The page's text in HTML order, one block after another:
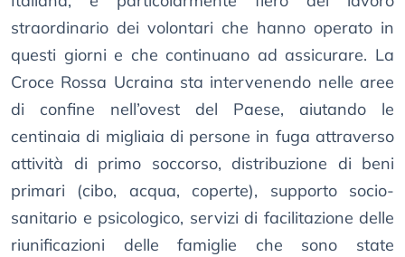
straordinario dei volontari che hanno operato in
questi giorni e che continuano ad assicurare. La
Croce Rossa Ucraina sta intervenendo nelle aree
di confine nell’ovest del Paese, aiutando le
centinaia di migliaia di persone in fuga attraverso
attività di primo soccorso, distribuzione di beni
primari (cibo, acqua, coperte), supporto socio-
sanitario e psicologico, servizi di facilitazione delle
riunificazioni delle famiglie che sono state